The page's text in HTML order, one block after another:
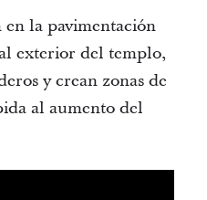
la pavimentación
exterior del templo,
y crean zonas de
al aumento del